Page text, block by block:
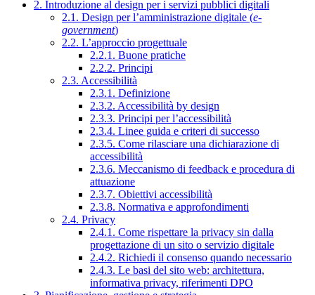
2. Introduzione al design per i servizi pubblici digitali
2.1. Design per l’amministrazione digitale (e-
government)
2.2. L’approccio progettuale
2.2.1. Buone pratiche
2.2.2. Principi
2.3. Accessibilità
2.3.1. Definizione
2.3.2. Accessibilità by design
2.3.3. Principi per l’accessibilità
2.3.4. Linee guida e criteri di successo
2.3.5. Come rilasciare una dichiarazione di
accessibilità
2.3.6. Meccanismo di feedback e procedura di
attuazione
2.3.7. Obiettivi accessibilità
2.3.8. Normativa e approfondimenti
2.4. Privacy
2.4.1. Come rispettare la privacy sin dalla
progettazione di un sito o servizio digitale
2.4.2. Richiedi il consenso quando necessario
2.4.3. Le basi del sito web: architettura,
informativa privacy, riferimenti DPO